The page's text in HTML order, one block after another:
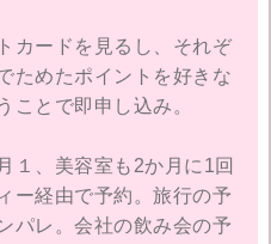
カードを見るし、それぞ
ためたポイントを好きな
ことで即申し込み。
１、美容室も2か月に1回
ー経由で予約。旅行の予
パレ。会社の飲み会の予